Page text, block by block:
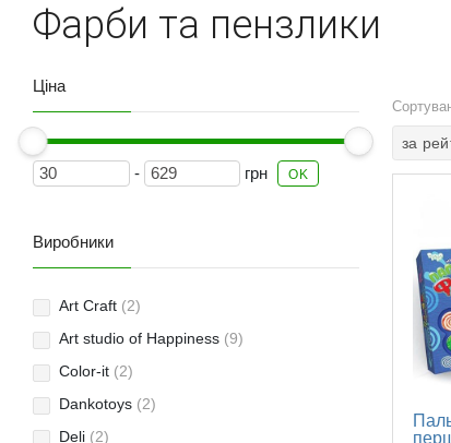
Фарби та пензлики
за
Ціна
- грн OK
Виробники
Art Craft (2)
Art studio of Happiness (9)
Color-it (2)
Dankotoys (2)
Deli (2)